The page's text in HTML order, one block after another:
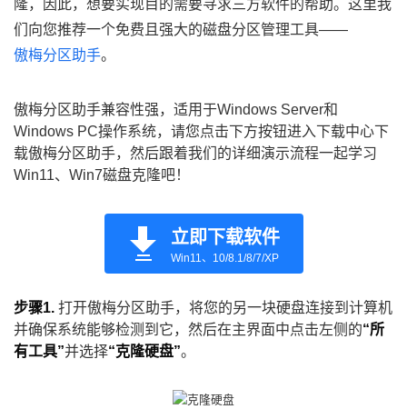
隆，因此，想要实现目的需要寻求三方软件的帮助。这里我
们向您推荐一个免费且强大的磁盘分区管理工具——
傲梅分区助手。
傲梅分区助手兼容性强，适用于Windows Server和
Windows PC操作系统，请您点击下方按钮进入下载中心下
载傲梅分区助手，然后跟着我们的详细演示流程一起学习
Win11、Win7磁盘克隆吧！
立即下载软件
Win11、10/8.1/8/7/XP
步骤1. 打开傲梅分区助手，将您的另一块硬盘连接到计算机
并确保系统能够检测到它，然后在主界面中点击左侧的“所
有工具”并选择“克隆硬盘”。